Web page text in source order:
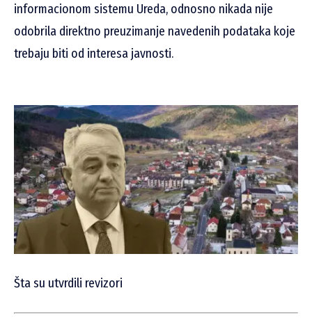
informacionom sistemu Ureda, odnosno nikada nije
odobrila direktno preuzimanje navedenih podataka koje
trebaju biti od interesa javnosti.
Šta su utvrdili revizori